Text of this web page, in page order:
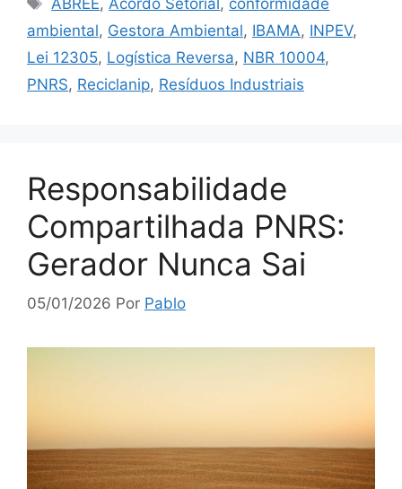
ambiental, Gestora Ambiental, IBAMA, INPEV,
Lei 12305, Logística Reversa, NBR 10004,
PNRS, Reciclanip, Resíduos Industriais
Responsabilidade
Compartilhada PNRS:
Gerador Nunca Sai
05/01/2026 Por Pablo